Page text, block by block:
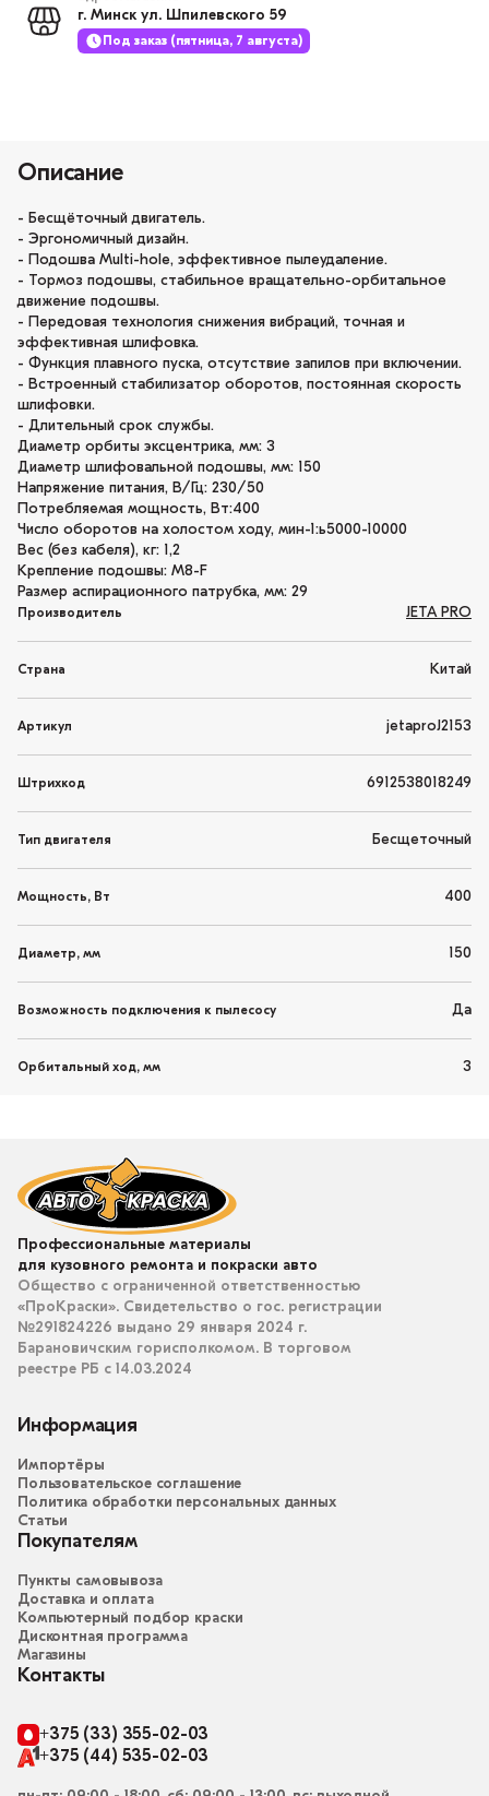
г. Минск ул. Шпилевского 59
Под заказ (пятница, 7 августа)
Описание
- Бесщёточный двигатель.
- Эргономичный дизайн.
- Подошва Multi-hole, эффективное пылеудаление.
- Тормоз подошвы, стабильное вращательно-орбитальное
движение подошвы.
- Передовая технология снижения вибраций, точная и
эффективная шлифовка.
- Функция плавного пуска, отсутствие запилов при включении.
- Встроенный стабилизатор оборотов, постоянная скорость
шлифовки.
- Длительный срок службы.
Диаметр орбиты эксцентрика, мм: 3
Диаметр шлифовальной подошвы, мм: 150
Напряжение питания, В/Гц: 230/50
Потребляемая мощность, Вт:400
Число оборотов на холостом ходу, мин-1:ь5000-10000
Вес (без кабеля), кг: 1,2
Крепление подошвы: M8-F
Размер аспирационного патрубка, мм: 29
Производитель JETA PRO
Страна Китай
Артикул jetaproJ2153
Штрихкод 6912538018249
Тип двигателя Бесщеточный
Мощность, Вт 400
Диаметр, мм 150
Возможность подключения к пылесосу Да
Орбитальный ход, мм 3
Профессиональные материалы
для кузовного ремонта и покраски авто
Общество с ограниченной ответственностью
«ПроКраски». Свидетельство о гос. регистрации
№291824226 выдано 29 января 2024 г.
Барановичским горисполкомом. В торговом
реестре РБ с 14.03.2024
Информация
Импортёры
Пользовательское соглашение
Политика обработки персональных данных
Статьи
Покупателям
Пункты самовывоза
Доставка и оплата
Компьютерный подбор краски
Дисконтная программа
Магазины
Контакты
+375 (33) 355-02-03
+375 (44) 535-02-03